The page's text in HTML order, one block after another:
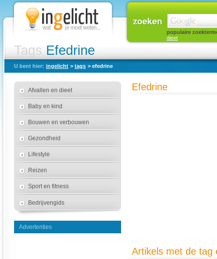
Tags Efedrine
populaire
dieet
U bent hier: ingelicht > tags > efedrine
Afvallen en dieet
Baby en kind
Bouwen en verbouwen
Gezondheid
Lifestyle
Reizen
Sport en fitness
Bedrijvengids
Advertenties
Efedrine
Artikels met de tag